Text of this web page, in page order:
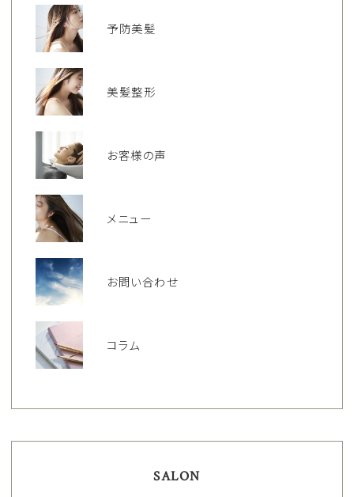
予防美髪
美髪整形
お客様の声
メニュー
お問い合わせ
コラム
SALON